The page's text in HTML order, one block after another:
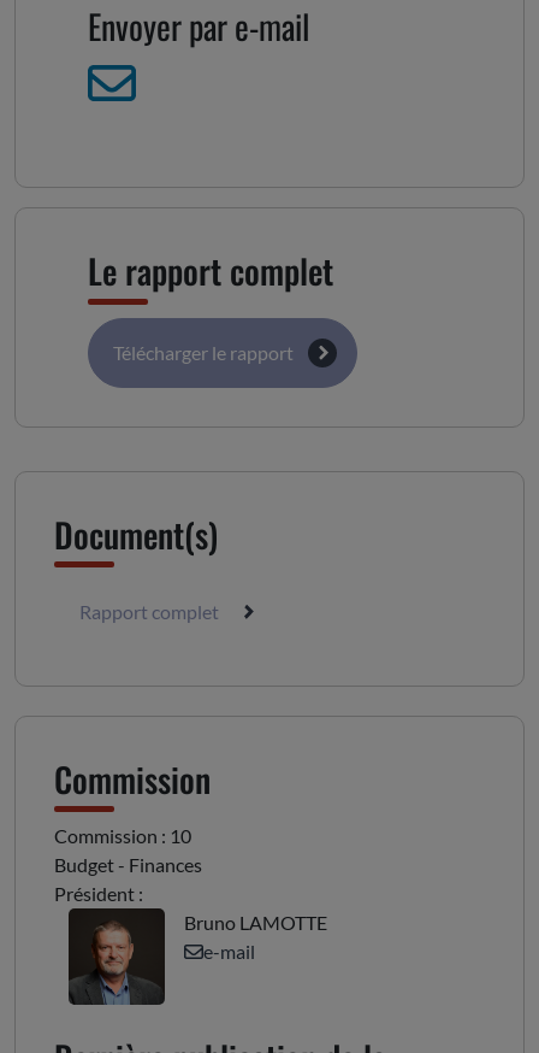
Envoyer par e-mail
Le rapport complet
Télécharger le rapport
Document(s)
Rapport complet
Commission
Commission : 10
Budget - Finances
Président :
Bruno LAMOTTE
e-mail